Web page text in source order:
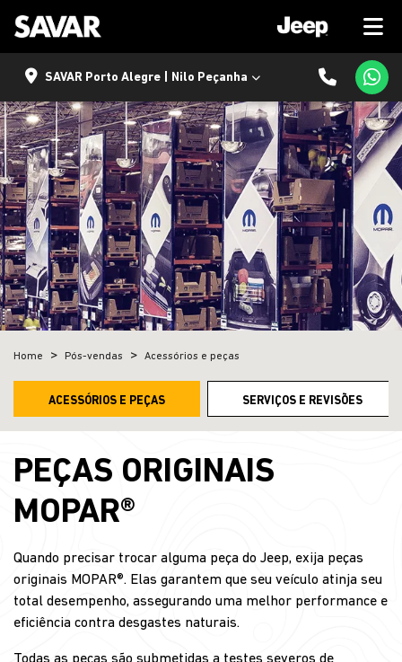
SAVAR Porto Alegre | Nilo Peçanha
Home Pós-vendas Acessórios e peças
SERVIÇOS E REVISÕES
ACESSÓRIOS E PEÇAS
PEÇAS ORIGINAIS
MOPAR®
Quando precisar trocar alguma peça do Jeep, exija peças
originais MOPAR®. Elas garantem que seu veículo atinja seu
total desempenho, assegurando uma melhor performance e
eficiência contra desgastes naturais.
Todas as peças são submetidas a testes severos de